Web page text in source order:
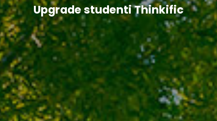
Upgrade studenti Thinkific